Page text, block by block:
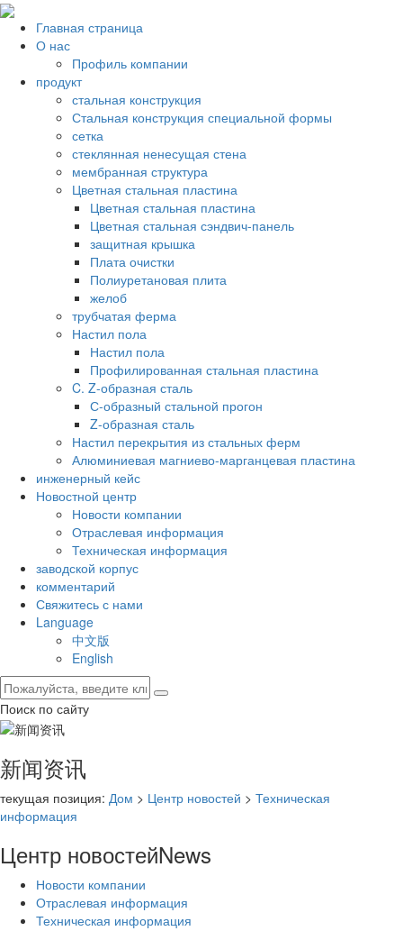
Главная страница
О нас
Профиль компании
продукт
стальная конструкция
Стальная конструкция специальной формы
сетка
стеклянная ненесущая стена
мембранная структура
Цветная стальная пластина
Цветная стальная пластина
Цветная стальная сэндвич-панель
защитная крышка
Плата очистки
Полиуретановая плита
желоб
трубчатая ферма
Настил пола
Настил пола
Профилированная стальная пластина
C. Z-образная сталь
С-образный стальной прогон
Z-образная сталь
Настил перекрытия из стальных ферм
Алюминиевая магниево-марганцевая пластина
инженерный кейс
Новостной центр
Новости компании
Отраслевая информация
Техническая информация
заводской корпус
комментарий
Свяжитесь с нами
Language
中文版
English
Поиск по сайту
新闻资讯
текущая позиция: Дом > Центр новостей > Техническая
информация
Центр новостейNews
Новости компании
Отраслевая информация
Техническая информация